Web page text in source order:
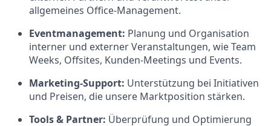
allgemeines Office-Management.
Eventmanagement: Planung und Organisation
interner und externer Veranstaltungen, wie Team
Weeks, Offsites, Kunden-Meetings und Events.
Marketing-Support: Unterstützung bei Initiativen
und Preisen, die unsere Marktposition stärken.
Tools & Partner: Überprüfung und Optimierung